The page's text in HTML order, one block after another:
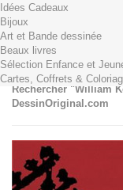
Continuer mes
Idées Cadeaux
Bijoux
Art et Bande dessinée
Beaux livres
Sélection Enfance et
Cartes, Coffrets &
William
Rechercher "William
DessinOriginal.com